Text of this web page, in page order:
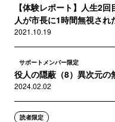
【体験レポート】人生2
人が市長に1時間無視され
2021.10.19
サポートメンバー限定
役人の隠蔽（8）異次元の
2024.02.02
読者限定